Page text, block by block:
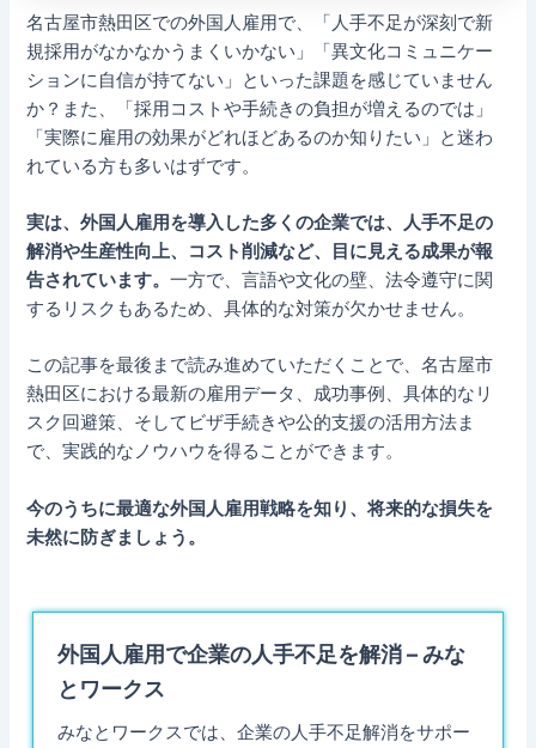
名古屋市熱田区での外国人雇用で、「人手不足が深刻で新
規採用がなかなかうまくいかない」「異文化コミュニケー
ションに自信が持てない」といった課題を感じていません
か？また、「採用コストや手続きの負担が増えるのでは」
「実際に雇用の効果がどれほどあるのか知りたい」と迷わ
れている方も多いはずです。
実は、外国人雇用を導入した多くの企業では、人手不足の
解消や生産性向上、コスト削減など、目に見える成果が報
告されています。一方で、言語や文化の壁、法令遵守に関
するリスクもあるため、具体的な対策が欠かせません。
この記事を最後まで読み進めていただくことで、名古屋市
熱田区における最新の雇用データ、成功事例、具体的なリ
スク回避策、そしてビザ手続きや公的支援の活用方法ま
で、実践的なノウハウを得ることができます。
今のうちに最適な外国人雇用戦略を知り、将来的な損失を
未然に防ぎましょう。
外国人雇用で企業の人手不足を解消 – みな
とワークス
みなとワークスでは、企業の人手不足解消をサポー